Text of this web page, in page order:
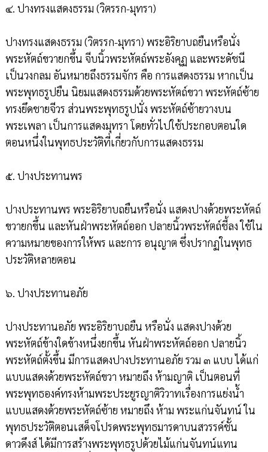
๔. ปางทรงแสดงธรรม (วิตรรก-มุทรา)
ปางทรงแสดงธรรม (วิตรรก-มุทรา) พระอิริยาบถยืนหรือนั่ง
พระหัตถ์ขวายกขึ้น จีบนิ้วพระหัตถ์พระอังคุฏ และพระดัชนี
เป็นวงกลม อันหมายถึงธรรมจักร คือ การแสดงธรรม หากเป็น
พระพุทธรูปยืน นิยมแสดงธรรมด้วยพระหัตถ์ขวา พระหัตถ์ซ้าย
ทรงยึดชายจีวร ส่วนพระพุทธรูปนั่ง พระหัตถ์ซ้ายวางบน
พระเพลา เป็นการแสดงมุทรา โดยทั่วไปใช้ประกอบตอนใด
ตอนหนึ่งในพุทธประวัติที่เกี่ยวกับการแสดงธรรม
๕. ปางประทานพร
ปางประทานพร พระอิริยาบถยืนหรือนั่ง แสดงปางด้วยพระหัตถ์
ขวายกขึ้น และหันฝ่าพระหัตถ์ออก ปลายนิ้วพระหัตถ์ชี้ลง ใช้ใน
ความหมายของการให้พร และการ อนุญาต ซึ่งปรากฏในพุทธ
ประวัติหลายตอน
๖. ปางประทานอภัย
ปางประทานอภัย พระอิริยาบถยืน หรือนั่ง แสดงปางด้วย
พระหัตถ์ข้างใดข้างหนึ่งยกขึ้น หันฝ่าพระหัตถ์ออก ปลายนิ้ว
พระหัตถ์ตั้งขึ้น มีการแสดงปางประทานอภัย รวม ๓ แบบ ได้แก่
แบบแสดงด้วยพระหัตถ์ขวา หมายถึง ห้ามญาติ เป็นตอนที่
พระพุทธองค์ทรงห้ามพระประยูรญาติวิวาทเรื่องการแย่งน้ำ
แบบแสดงด้วยพระหัตถ์ซ้าย หมายถึง ห้าม พระแก่นจันทน์ ใน
พุทธประวัติตอนเสด็จโปรดพระพุทธมารดาบนสวรรค์ชั้น
ดาวดึงส์ ได้มีการสร้างพระพุทธรูปด้วยไม้แก่นจันทน์แทน